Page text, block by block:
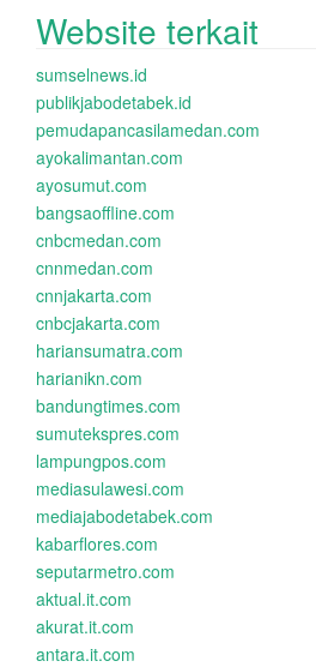
Website terkait
sumselnews.id
publikjabodetabek.id
pemudapancasilamedan.com
ayokalimantan.com
ayosumut.com
bangsaoffline.com
cnbcmedan.com
cnnmedan.com
cnnjakarta.com
cnbcjakarta.com
hariansumatra.com
harianikn.com
bandungtimes.com
sumutekspres.com
lampungpos.com
mediasulawesi.com
mediajabodetabek.com
kabarflores.com
seputarmetro.com
aktual.it.com
akurat.it.com
antara.it.com